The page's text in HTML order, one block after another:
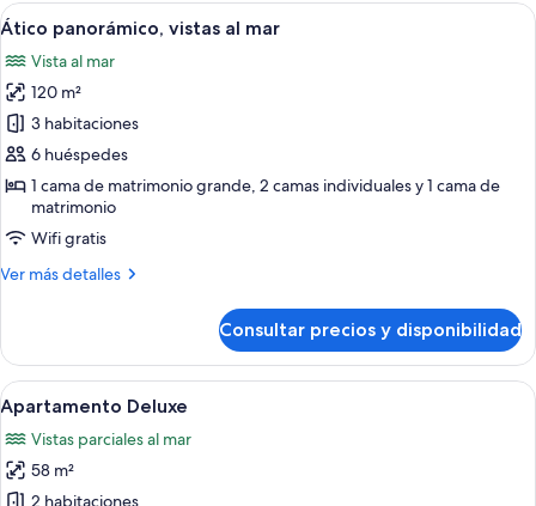
Abrir
todas
las
fotos
de
Ático
panorámico,
vistas
al
mar
Ático panorámico, vistas al mar |
22
Ático panorámico, vistas al mar
Vista al mar
120 m²
3 habitaciones
6 huéspedes
1 cama de matrimonio grande, 2 camas individuales y 1 cama de
matrimonio
Wifi gratis
Ver más detalles
Más
panorámico,
vistas
al
mar
Consultar precios y disponibilidad
Abrir
todas
las
fotos
Apartamento Deluxe | 2
16
Apartamento Deluxe
Vistas parciales al mar
58 m²
2 habitaciones